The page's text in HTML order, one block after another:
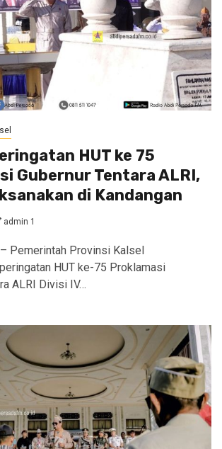
HUT ke 75
Gubernur Tentara ALRI,
di Kandangan
admin 1
– Pemerintah Provinsi Kalsel
HUT ke-75 Proklamasi
ALRI Divisi IV…